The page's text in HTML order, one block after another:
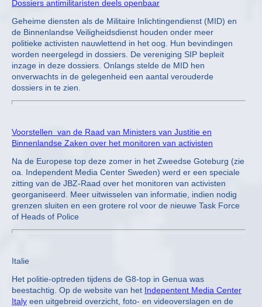
Dossiers antimilitaristen deels openbaar
Geheime diensten als de Militaire Inlichtingendienst (MID) en
de Binnenlandse Veiligheidsdienst houden onder meer
politieke activisten nauwlettend in het oog. Hun bevindingen
worden neergelegd in dossiers. De vereniging SIP bepleit
inzage in deze dossiers. Onlangs stelde de MID hen
onverwachts in de gelegenheid een aantal verouderde
dossiers in te zien.
Voorstellen van de Raad van Ministers van Justitie en
Binnenlandse Zaken over het monitoren van activisten
Na de Europese top deze zomer in het Zweedse Goteburg (zie
oa. Independent Media Center Sweden) werd er een speciale
zitting van de JBZ-Raad over het monitoren van activisten
georganiseerd. Meer uitwisselen van informatie, indien nodig
grenzen sluiten en een grotere rol voor de nieuwe Task Force
of Heads of Police
Italie
Het politie-optreden tijdens de G8-top in Genua was
beestachtig. Op de website van het Indepentent Media Center
Italy een uitgebreid overzicht, foto- en videoverslagen en de